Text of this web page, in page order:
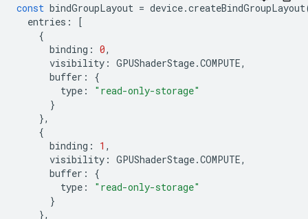
const bindGroupLayout = device.createBindGroupLayout
entries :
[
{
binding : 0,
visibility : GPUShaderStage.COMPUTE,
buffer :
{
type :
"read-only-storage"
}
},
{
binding : 1 ,
visibility : GPUShaderStage.COMPUTE,
buffer :
{
type :
"read-only-storage"
}
},